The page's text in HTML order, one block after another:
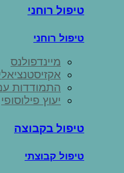
טיפול רוחני
טיפול רוחני
מיינדפולנס
התמודדות
יעוץ פילוסופי
טיפול בקבוצה
טיפול קבוצתי